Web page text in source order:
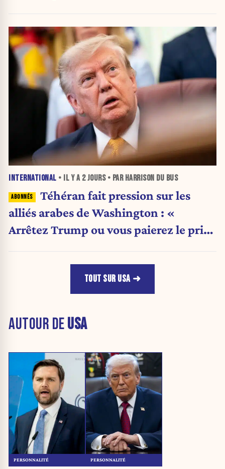
INTERNATIONAL • IL Y A 2 JOURS• PAR HARRISON DU BUS
Téhéran fait pression sur les
alliés arabes de Washington : «
Arrêtez Trump ou vous paierez le prix
TOUT SUR USA
AUTOUR DEUSA
PERSONNALITÉ PERSONNALITÉ